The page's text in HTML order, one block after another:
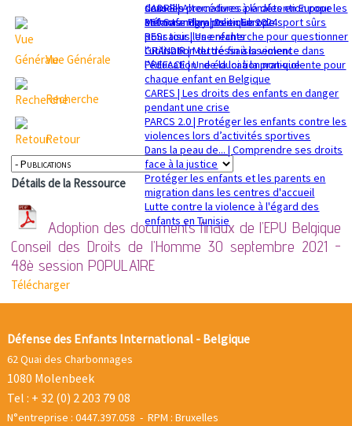
sexuelle
Mémorandum politique 2024
dans les procédures pénales en Europe
360 Safe Play | Des clubs de sport sûrs
pour tous les enfants
GRANDIR | Mettre fin à la violence dans
l’éducation : de la loi à la pratique
CADRE | Alternatives à la détention pour les
enfants migrants en Europe
RESsaisir | Une recherche pour questionner
l'utilisation du déssaisissement
PREFACE | Une éducation non-violente pour
chaque enfant en Belgique
CARES | Les droits des enfants en danger
pendant une crise
PARCS 2.0 | Protéger les enfants contre les
violences lors d’activités sportives
Dans la peau de... | Comprendre ses droits
face à la justice
Protéger les enfants et les parents en
migration dans les centres d'accueil
Lutte contre la violence à l'égard des
enfants en Tunisie
Vue Générale
Recherche
Retour
Détails de la Ressource
Adoption des documents finaux de l’EPU Belgique
Conseil des Droits de l’Homme 30 septembre 2021 -
48è sessionPOPULAIRE
Télécharger
Défense des Enfants International - Belgique
62 Quai des Charbonnages
1080 Molenbeek
Tel : + 32 (0) 2 203 79 08
N°entreprise : 0447.397.058 - RPM : Bruxelles